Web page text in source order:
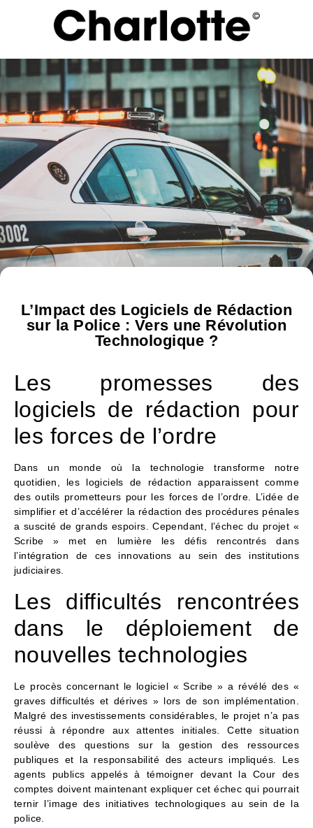
L’Impact des Logiciels de Rédaction
sur la Police : Vers une Révolution
Technologique ?
Les promesses des
logiciels de rédaction pour
les forces de l’ordre
Dans un monde où la technologie transforme notre
quotidien, les logiciels de rédaction apparaissent comme
des outils prometteurs pour les forces de l’ordre. L’idée de
simplifier et d’accélérer la rédaction des procédures pénales
a suscité de grands espoirs. Cependant, l’échec du projet «
Scribe » met en lumière les défis rencontrés dans
l’intégration de ces innovations au sein des institutions
judiciaires.
Les difficultés rencontrées
dans le déploiement de
nouvelles technologies
Le procès concernant le logiciel « Scribe » a révélé des «
graves difficultés et dérives » lors de son implémentation.
Malgré des investissements considérables, le projet n’a pas
réussi à répondre aux attentes initiales. Cette situation
soulève des questions sur la gestion des ressources
publiques et la responsabilité des acteurs impliqués. Les
agents publics appelés à témoigner devant la Cour des
comptes doivent maintenant expliquer cet échec qui pourrait
ternir l’image des initiatives technologiques au sein de la
police.